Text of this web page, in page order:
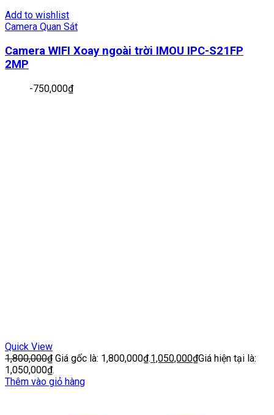
Add to wishlist
Camera Quan Sát
Camera WIFI Xoay ngoài trời IMOU IPC-S21FP
2MP
-750,000₫
Quick View
1,800,000₫ Giá gốc là: 1,800,000₫.1,050,000₫Giá hiện tại là:
1,050,000₫.
Thêm vào giỏ hàng